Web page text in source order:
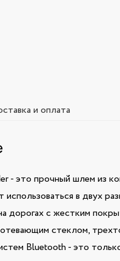
и оплата
- это прочный шлем из
в двух
дорогах с жестким
стеклом,
Bluetooth - это